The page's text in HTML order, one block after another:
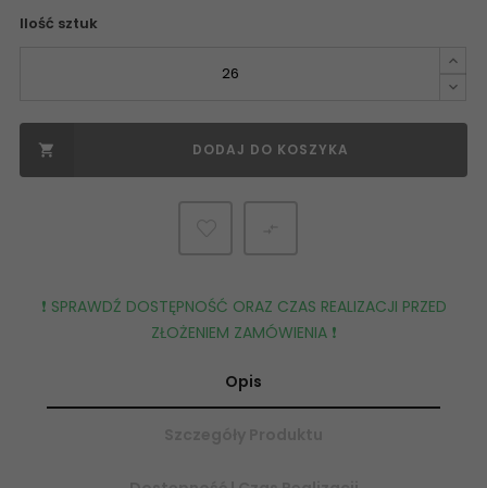
Ilość sztuk
 DODAJ DO KOSZYKA
❗️ SPRAWDŹ DOSTĘPNOŚĆ ORAZ CZAS REALIZACJI PRZED
ZŁOŻENIEM ZAMÓWIENIA ❗️
Opis